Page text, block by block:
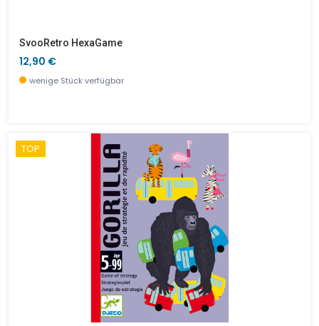
SvooRetro HexaGame
12,90 €
wenige Stück verfügbar
TOP